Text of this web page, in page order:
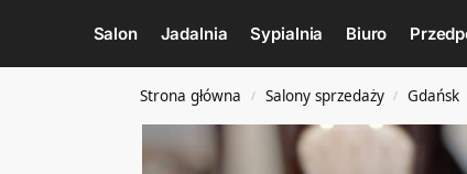
Salon Jadalnia Sypialnia Biuro
Strona główna / Salony sprzedaży / Gdańsk